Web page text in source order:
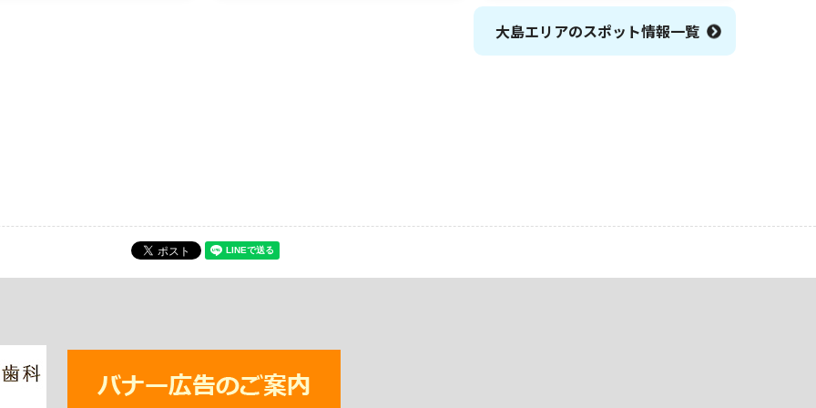
大島エリアのスポット情報一覧